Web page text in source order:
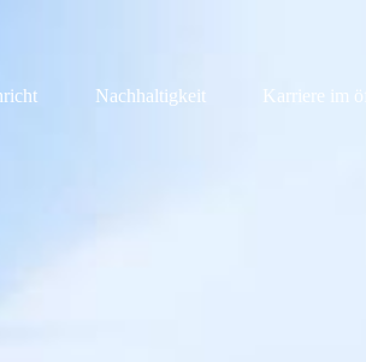
Nachhaltigkeit Karriere im